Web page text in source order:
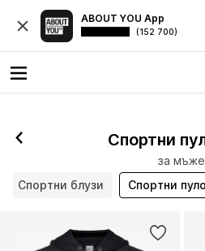
ABOUT YOU App
(152 700)
Спортни
за мъже
Спортни блузи
Спортни